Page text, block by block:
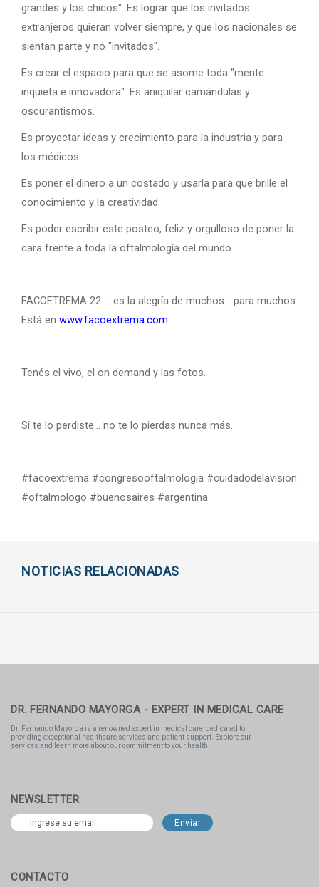
grandes y los chicos". Es lograr que los invitados
extranjeros quieran volver siempre, y que los nacionales se
sientan parte y no "invitados".
Es crear el espacio para que se asome toda "mente
inquieta e innovadora". Es aniquilar camándulas y
oscurantismos.
Es proyectar ideas y crecimiento para la industria y para
los médicos.
Es poner el dinero a un costado y usarla para que brille el
conocimiento y la creatividad.
Es poder escribir este posteo, feliz y orgulloso de poner la
cara frente a toda la oftalmología del mundo.
FACOETREMA 22 ... es la alegría de muchos... para muchos.
Está en www.facoextrema.com
Tenés el vivo, el on demand y las fotos.
Si te lo perdiste... no te lo pierdas nunca más.
#facoextrema #congresooftalmologia #cuidadodelavision
#oftalmologo #buenosaires #argentina
NOTICIAS RELACIONADAS
DR. FERNANDO MAYORGA - EXPERT IN MEDICAL CARE
Dr. Fernando Mayorga is a renowned expert in medical care, dedicated to
providing exceptional healthcare services and patient support. Explore our
services and learn more about our commitment to your health.
NEWSLETTER
CONTACTO